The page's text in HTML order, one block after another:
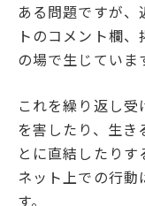
ある問題ですが
トのコメント欄
の場で生じていま
これを繰り返し
を害したり、生き
とに直結したり
ネット上での行
す。